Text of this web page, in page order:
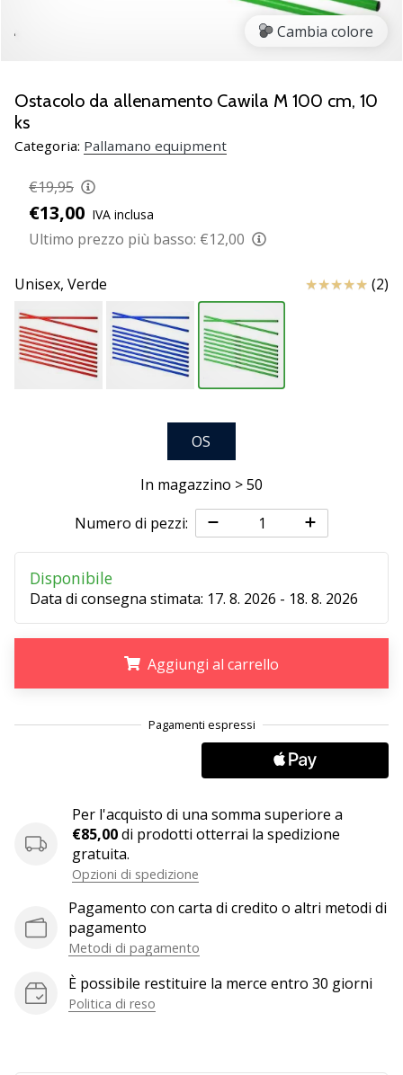
da
pallamano
PUMA
Accelerate
SQD
5!
Conosci
tecnici
e
valuta
se
vale
Tempo di lettura: 1 min.
Diventa
ambassador
WePlayHandball
Anche
un
noi
come
tutti gli
articoli
Cambia colore
Ostacolo da allenamento Cawila M 100 cm, 10
ks
Categoria: Pallamano equipment
€19,95
€13,00 IVA inclusa
Ultimo prezzo più basso: €12,00
Unisex, Verde Recensioni(2)
OS
In magazzino > 50
Numero di pezzi:
Disponibile
Data di consegna stimata: 17. 8. 2026 - 18. 8. 2026
Aggiungi al carrello
Per l'acquisto di una somma superiore a
€85,00di prodotti otterrai la spedizione
gratuita.
Opzioni di spedizione
Pagamento con carta di credito o altri metodi di
pagamento
Metodi di pagamento
È possibile restituire la merce entro 30 giorni
Politica di reso